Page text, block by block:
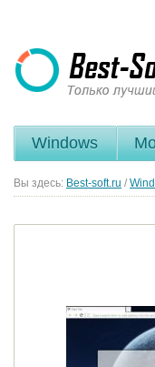
Windows
Вы здесь: Best-soft.ru /